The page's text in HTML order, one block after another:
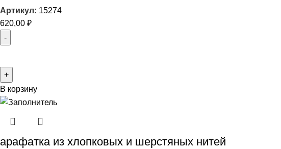
Артикул: 15274
620,00 ₽
В корзину
арафатка из хлопковых и шерстяных нитей